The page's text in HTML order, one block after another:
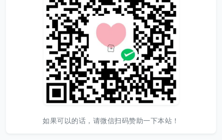
如果可以的话，请微信扫码赞助一下本站！